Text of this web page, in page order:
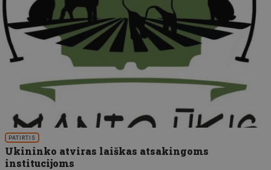
PATIRTIS
Ukininko atviras laiškas atsakingoms
institucijoms